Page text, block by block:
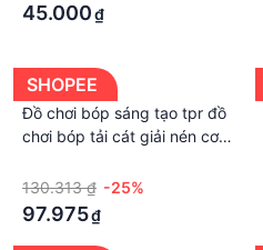
45.000₫
SHOPEE
Đồ chơi bóp sáng tạo tpr đồ
chơi bóp tải cát giải nén cơ
pig thứ hai anh trai cao cấp
đồ chơi giải nén kéo dài
130.313 ₫ -25%
97.975₫